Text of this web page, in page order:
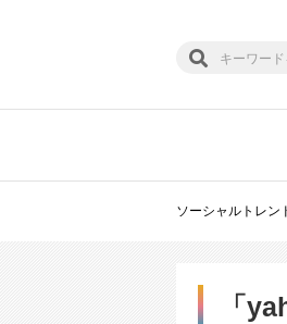
ソーシャルトレン
「